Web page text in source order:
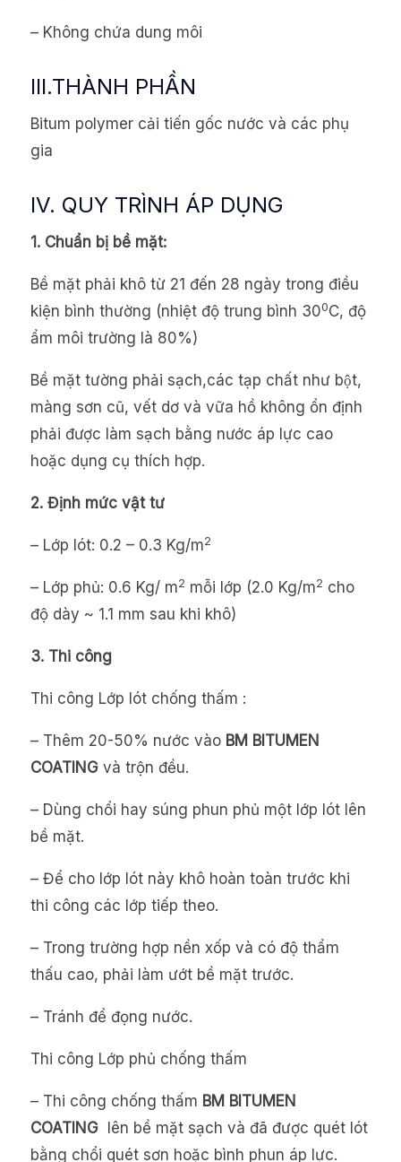
– Không chứa dung môi
III.THÀNH PHẦN
Bitum polymer cải tiến gốc nước và các phụ
gia
IV. QUY TRÌNH ÁP DỤNG
1. Chuẩn bị bề mặt:
Bề mặt phải khô từ 21 đến 28 ngày trong điều
kiện bình thường (nhiệt độ trung bình 300C, độ
ẩm môi trường là 80%)
Bề mặt tường phải sạch,các tạp chất như bột,
màng sơn cũ, vết dơ và vữa hồ không ổn định
phải được làm sạch bằng nước áp lực cao
hoặc dụng cụ thích hợp.
2. Định mức vật tư
– Lớp lót: 0.2 – 0.3 Kg/m2
– Lớp phủ: 0.6 Kg/ m2 mỗi lớp (2.0 Kg/m2 cho
độ dày ~ 1.1 mm sau khi khô)
3. Thi công
Thi công Lớp lót chống thấm :
– Thêm 20-50% nước vào BM BITUMEN
COATINGvà trộn đều.
– Dùng chổi hay súng phun phủ một lớp lót lên
bề mặt.
– Để cho lớp lót này khô hoàn toàn trước khi
thi công các lớp tiếp theo.
– Trong trường hợp nền xốp và có độ thẩm
thấu cao, phải làm ướt bề mặt trước.
– Tránh để đọng nước.
Thi công Lớp phủ chống thấm
– Thi công chống thấm BM BITUMEN
COATINGlên bề mặt sạch và đã được quét lót
bằng chổi quét sơn hoặc bình phun áp lực.